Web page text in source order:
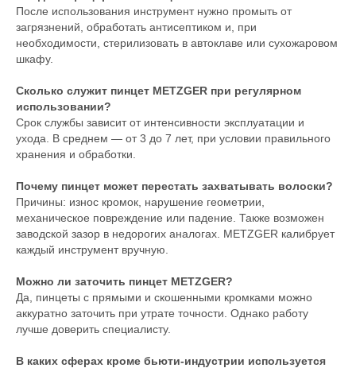
После использования инструмент нужно промыть от
загрязнений, обработать антисептиком и, при
необходимости, стерилизовать в автоклаве или сухожаровом
шкафу.
Сколько служит пинцет METZGER при регулярном
использовании?
Срок службы зависит от интенсивности эксплуатации и
ухода. В среднем — от 3 до 7 лет, при условии правильного
хранения и обработки.
Почему пинцет может перестать захватывать волоски?
Причины: износ кромок, нарушение геометрии,
механическое повреждение или падение. Также возможен
заводской зазор в недорогих аналогах. METZGER калибрует
каждый инструмент вручную.
Можно ли заточить пинцет METZGER?
Да, пинцеты с прямыми и скошенными кромками можно
аккуратно заточить при утрате точности. Однако работу
лучше доверить специалисту.
В каких сферах кроме бьюти-индустрии используется